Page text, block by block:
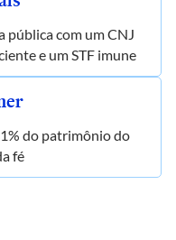
pública com um CNJ
e um STF imune
do patrimônio do
fé